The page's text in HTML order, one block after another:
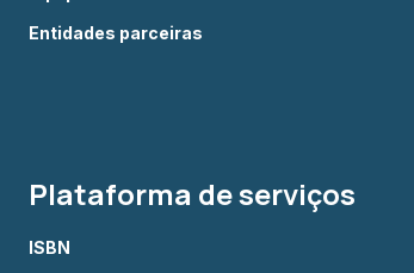
Entidades parceiras
Plataforma de serviços
ISBN